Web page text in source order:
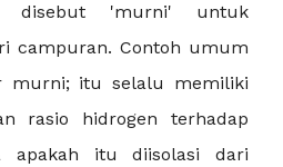
disebut 'murni' untuk
campuran. Contoh umum
murni; itu selalu memiliki
rasio hidrogen terhadap
apakah itu diisolasi dari